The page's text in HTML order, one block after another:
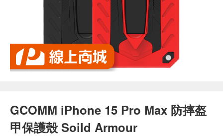
GCOMM iPhone 15 Pro Max 防摔盔
甲保護殼 Soild Armour